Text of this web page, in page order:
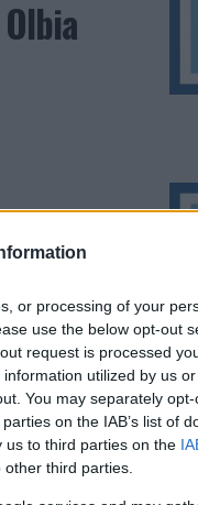
or processing of your
use the below opt-out
request is processed
utilized by us
You may separately
on the IAB’s list of
us to third parties on the
third parties.
di
Durante
vino
AIS, o